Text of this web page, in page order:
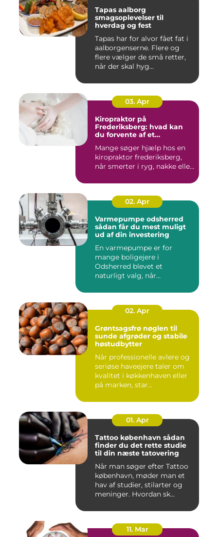
Tapas aalborg
smagsoplevelser til
hverdag og fest
Tapas har for alvor fået fat i
aalborgenserne. Flere og
flere vælger de små retter,
når der skal hyg...
03. Apr
Kiropraktor på
Frederiksberg: hvad kan
du forvente af et
Mange søger hjælp hos en
kiropraktor frederiksberg,
når smerter i ryg, nakke elle...
02. Apr
Varmepumpe odsherred
sådan får du mest muligt
ud af din investering
En varmepumpe er for
mange boligejere i
Odsherred blevet et
naturligt valg, når
02. Apr
Grøntsagsfrø nøglen til
sunde afgrøder og stabile
høstudbytter
Når professionelle avlere og
seriøse haveejere taler om
kvalitet i køkkenhaven eller
på marken, star...
01. Apr
Tattoo københavn sådan
finder du det rette studie
til din næste tatovering
Når man søger efter Tattoo
københavn, møder man et
hav af studier, stilarter og
meninger. Hvordan sk...
11. Mar